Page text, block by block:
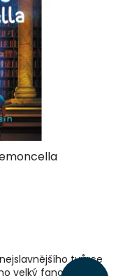
tvůrce
velký fanoušek a